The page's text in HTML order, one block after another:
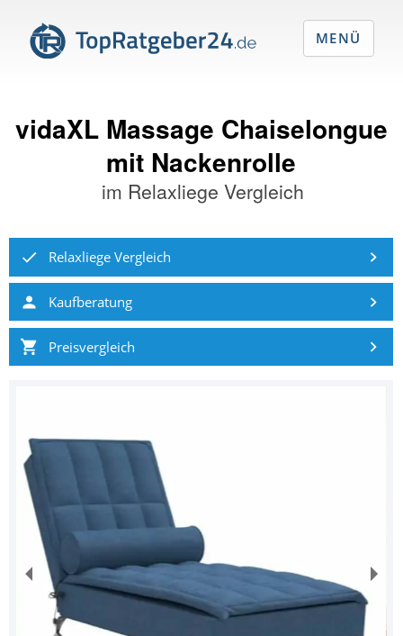
vidaXL Massage Chaiselongue
mit Nackenrolle
im Relaxliege Vergleich
Relaxliege Vergleich
Kaufberatung
Preisvergleich
MENÜ